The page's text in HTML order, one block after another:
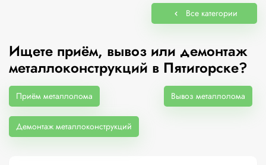
Все категории
Ищете приём, вывоз или демонтаж
металлоконструкций в Пятигорске?
Приём металлолома Вывоз металлолома
Демонтаж металлоконструкций